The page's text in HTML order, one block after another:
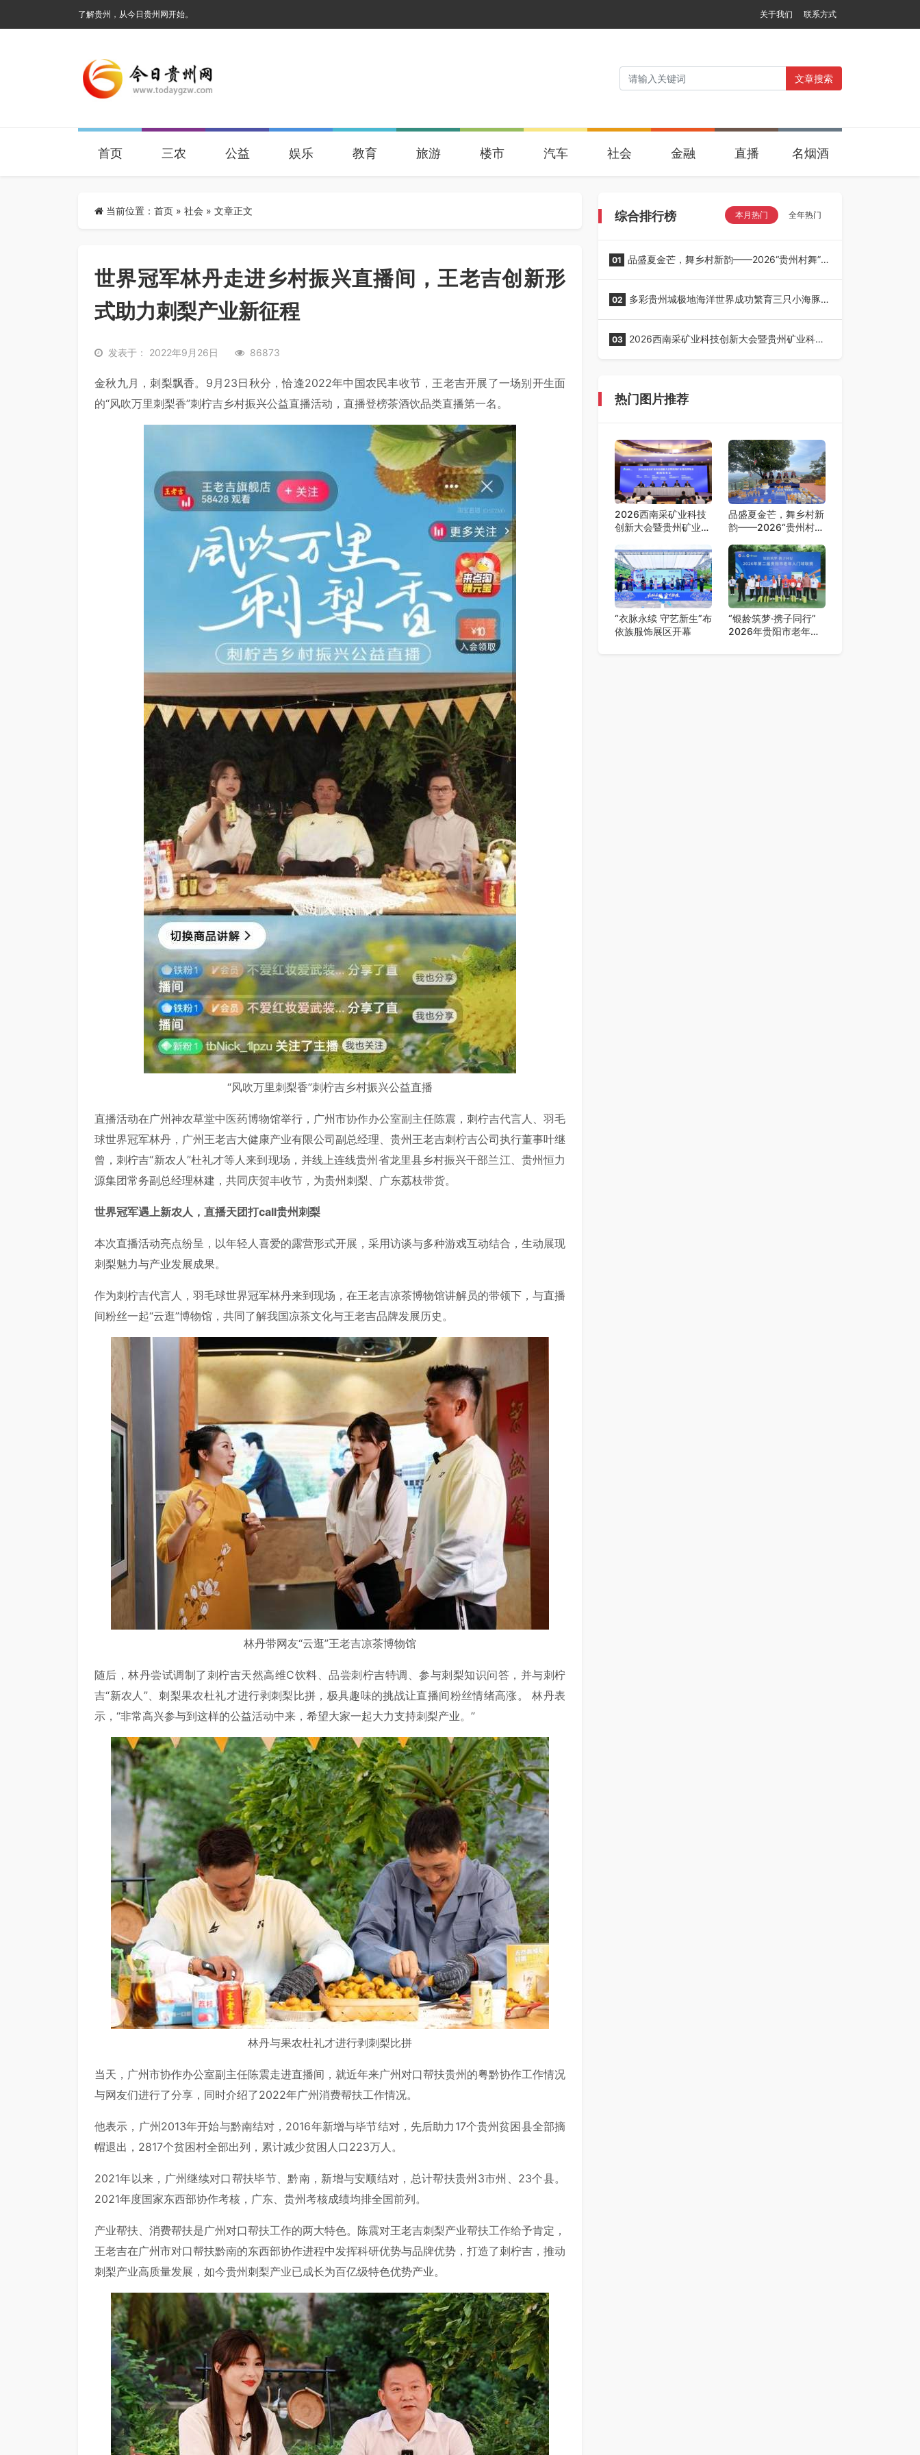
了解贵州，从今日贵州网开始。 关于我们 联系方式
文章搜索
首页 三农 公益 娱乐 教育 旅游 楼市 汽车 社会 金融 直播 名烟酒
当前位置： 首页 » 社会 » 文章正文
世界冠军林丹走进乡村振兴直播间，王老吉创新形
式助力刺梨产业新征程
发表于： 2022年9月26日 86873
金秋九月，刺梨飘香。9月23日秋分，恰逢2022年中国农民丰收节，王老吉开展了一场别开生面
的“风吹万里刺梨香”刺柠吉乡村振兴公益直播活动，直播登榜茶酒饮品类直播第一名。
“风吹万里刺梨香”刺柠吉乡村振兴公益直播
直播活动在广州神农草堂中医药博物馆举行，广州市协作办公室副主任陈震，刺柠吉代言人、羽毛
球世界冠军林丹，广州王老吉大健康产业有限公司副总经理、贵州王老吉刺柠吉公司执行董事叶继
曾，刺柠吉“新农人”杜礼才等人来到现场，并线上连线贵州省龙里县乡村振兴干部兰江、贵州恒力
源集团常务副总经理林建，共同庆贺丰收节，为贵州刺梨、广东荔枝带货。
世界冠军遇上新农人，直播天团打call贵州刺梨
本次直播活动亮点纷呈，以年轻人喜爱的露营形式开展，采用访谈与多种游戏互动结合，生动展现
刺梨魅力与产业发展成果。
作为刺柠吉代言人，羽毛球世界冠军林丹来到现场，在王老吉凉茶博物馆讲解员的带领下，与直播
间粉丝一起“云逛”博物馆，共同了解我国凉茶文化与王老吉品牌发展历史。
林丹带网友“云逛”王老吉凉茶博物馆
随后，林丹尝试调制了刺柠吉天然高维C饮料、品尝刺柠吉特调、参与刺梨知识问答，并与刺柠
吉“新农人”、刺梨果农杜礼才进行剥刺梨比拼，极具趣味的挑战让直播间粉丝情绪高涨。 林丹表
示，“非常高兴参与到这样的公益活动中来，希望大家一起大力支持刺梨产业。”
林丹与果农杜礼才进行剥刺梨比拼
当天，广州市协作办公室副主任陈震走进直播间，就近年来广州对口帮扶贵州的粤黔协作工作情况
与网友们进行了分享，同时介绍了2022年广州消费帮扶工作情况。
他表示，广州2013年开始与黔南结对，2016年新增与毕节结对，先后助力17个贵州贫困县全部摘
帽退出，2817个贫困村全部出列，累计减少贫困人口223万人。
2021年以来，广州继续对口帮扶毕节、黔南，新增与安顺结对，总计帮扶贵州3市州、23个县。
2021年度国家东西部协作考核，广东、贵州考核成绩均排全国前列。
产业帮扶、消费帮扶是广州对口帮扶工作的两大特色。陈震对王老吉刺梨产业帮扶工作给予肯定，
王老吉在广州市对口帮扶黔南的东西部协作进程中发挥科研优势与品牌优势，打造了刺柠吉，推动
刺梨产业高质量发展，如今贵州刺梨产业已成长为百亿级特色优势产业。
综合排行榜 本月热门 全年热门
01 品盛夏金芒，舞乡村新韵——2026“贵州村舞”暨
02 多彩贵州城极地海洋世界成功繁育三只小海豚，
03 2026西南采矿业科技创新大会暨贵州矿业科技
热门图片推荐
2026西南采矿业科技
创新大会暨贵州矿业科
品盛夏金芒，舞乡村新
韵——2026“贵州村
采风活动圆满开展
“衣脉永续 守艺新生”布
依族服饰展区开幕
“银龄筑梦·携子同行”
2026年贵阳市老年人